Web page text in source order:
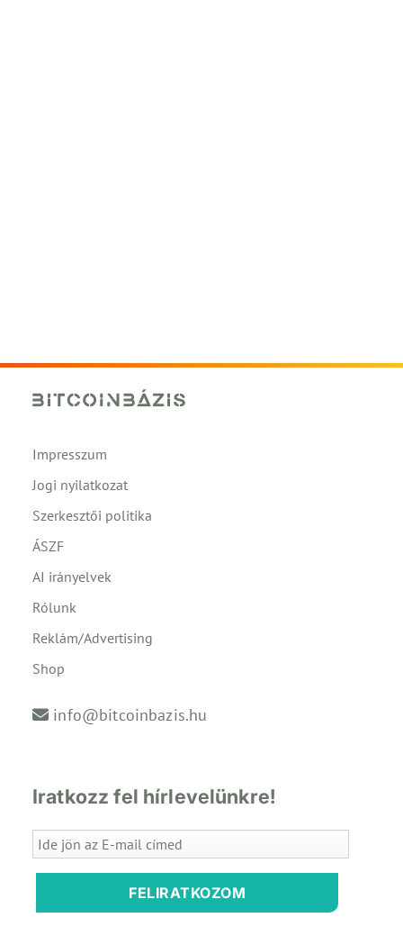
Impresszum
Jogi nyilatkozat
Szerkesztői politika
ÁSZF
AI irányelvek
Rólunk
Reklám/Advertising
Shop
info@bitcoinbazis.hu
Iratkozz fel hírlevelünkre!
FELIRATKOZOM